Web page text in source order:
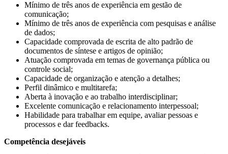
Mínimo de três anos de experiência em gestão de
comunicação;
Mínimo de três anos de experiência com pesquisas e análise
de dados;
Capacidade comprovada de escrita de alto padrão de
documentos de síntese e artigos de opinião;
Atuação comprovada em temas de governança pública ou
controle social;
Capacidade de organização e atenção a detalhes;
Perfil dinâmico e multitarefa;
Aberta à inovação e ao trabalho interdisciplinar;
Excelente comunicação e relacionamento interpessoal;
Habilidade para trabalhar em equipe, avaliar pessoas e
processos e dar feedbacks.
Competência desejáveis